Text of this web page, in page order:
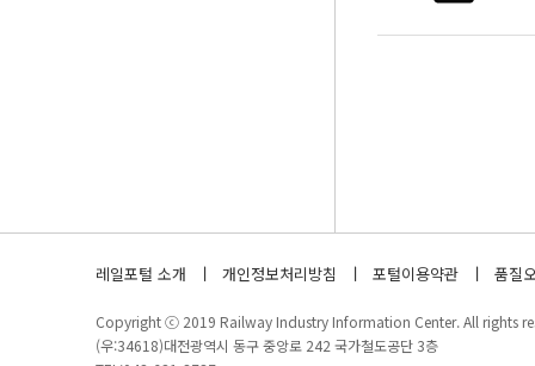
레일포털 소개 개인정보처리방침 포털이용약관 품질
Copyright ⓒ 2019 Railway Industry Information Center. All rights
(우:34618)대전광역시 동구 중앙로 242 국가철도공단 3층